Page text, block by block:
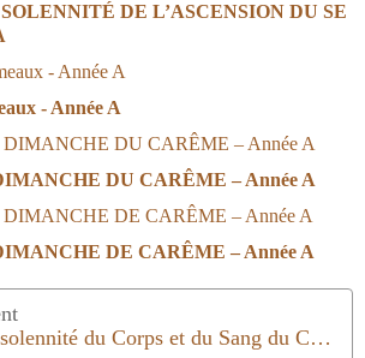
DE L’ASCENSION DU SE
- Année A
DU CARÊME – Année A
DE CARÊME – Année A
Homélie pour la solennité du Corps et du Sang du Christ | Année A | 2023